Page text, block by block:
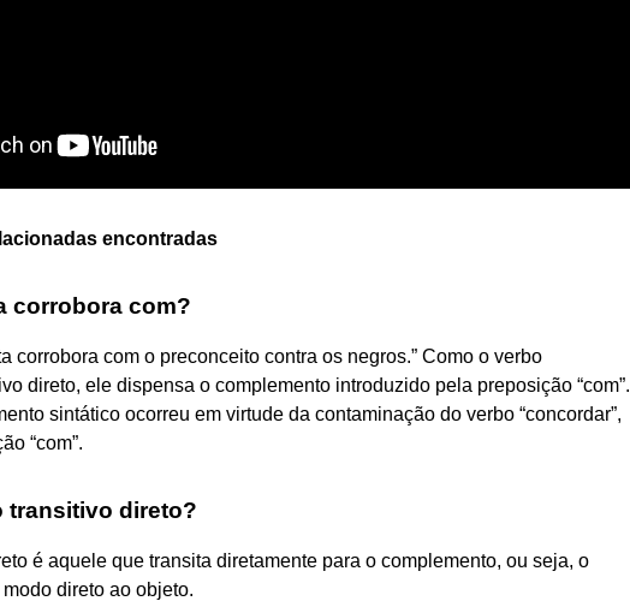
encontradas
corrobora com?
corrobora com o preconceito contra os negros.” Como o verbo
direto, ele dispensa o complemento introduzido pela preposição “com”.
sintático ocorreu em virtude da contaminação do verbo “concordar”,
“com”.
transitivo direto?
é aquele que transita diretamente para o complemento, ou seja, o
direto ao objeto.